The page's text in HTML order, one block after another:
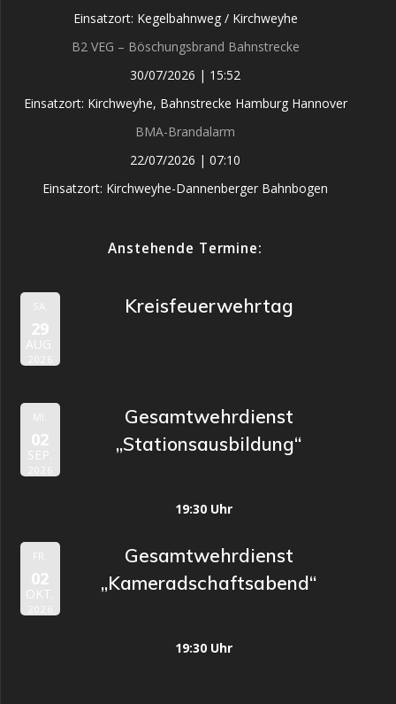
Einsatzort: Kegelbahnweg / Kirchweyhe
B2 VEG – Böschungsbrand Bahnstrecke
30/07/2026 | 15:52
Einsatzort: Kirchweyhe, Bahnstrecke Hamburg Hannover
BMA-Brandalarm
22/07/2026 | 07:10
Einsatzort: Kirchweyhe-Dannenberger Bahnbogen
Anstehende Termine:
SA.
29
AUG.
2026
Kreisfeuerwehrtag
MI.
02
SEP.
2026
Gesamtwehrdienst
„Stationsausbildung“
19:30 Uhr
FR.
02
OKT.
2026
Gesamtwehrdienst
„Kameradschaftsabend“
19:30 Uhr